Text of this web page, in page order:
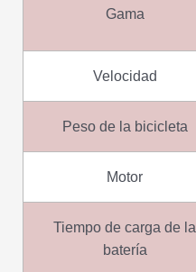
Gama
Velocidad
Peso de la bicicleta
Motor
Tiempo de carga de la
batería